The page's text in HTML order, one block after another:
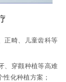
正畸、儿童齿科等
、穿颧种植等高难
化种植方案；